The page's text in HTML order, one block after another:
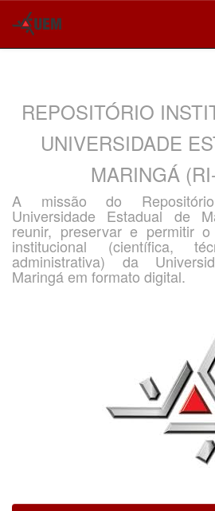
REPOSITÓRIO
UNIVERSIDADE
MARINGÁ
A missão do
Universidade Estadual de
reunir, preservar e permitir
institucional (científica,
administrativa) da
Maringá em formato digital.